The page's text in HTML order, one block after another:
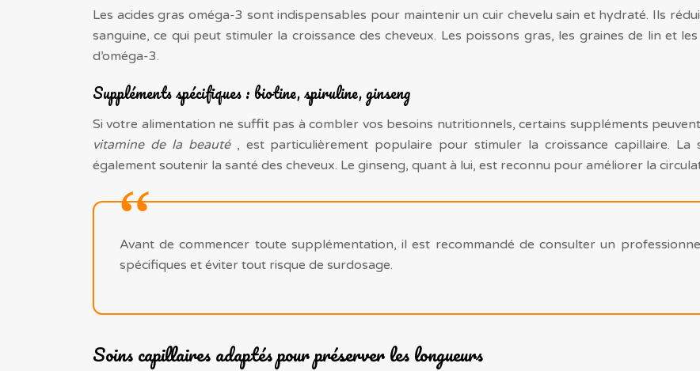
Les acides gras oméga-3 sont indispensables pour maintenir un cuir chevelu sain et hydraté. Ils
sanguine, ce qui peut stimuler la croissance des cheveux. Les poissons gras, les graines de lin et
d’oméga-3.
Suppléments spécifiques : biotine, spiruline, ginseng
Si votre alimentation ne suffit pas à combler vos besoins nutritionnels, certains suppléments
vitamine de la beauté , est particulièrement populaire pour stimuler la croissance capillaire.
également soutenir la santé des cheveux. Le ginseng, quant à lui, est reconnu pour améliorer la
Avant de commencer toute supplémentation, il est recommandé de consulter un
spécifiques et éviter tout risque de surdosage.
Soins capillaires adaptés pour préserver les longueurs